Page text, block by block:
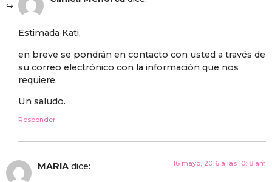
Estimada Kati,
en breve se pondrán en contacto con usted a través de
su correo electrónico con la información que nos
requiere.
Un saludo.
Responder
MARIA dice: 16 mayo, 2016 a las 10:18 am